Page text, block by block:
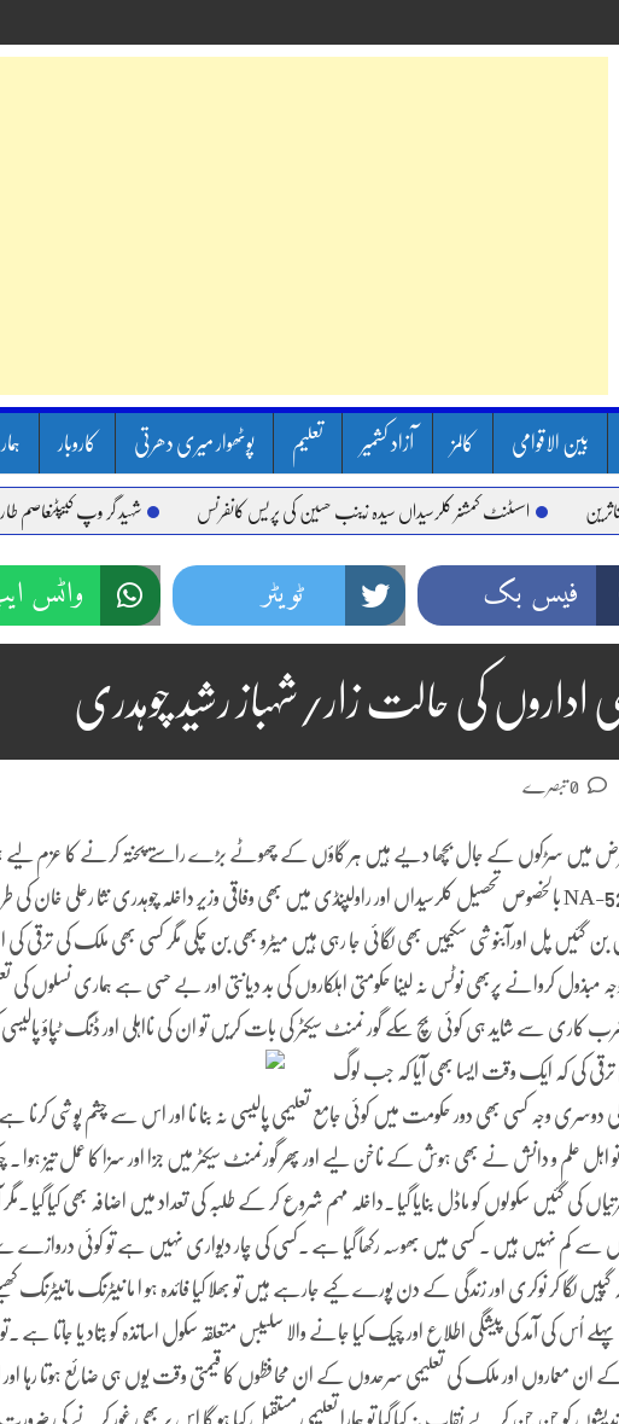
بین الاقوامی کالمز آزاد کشمیر تعلیم پوٹھوار میری دھرتی کاروبار
اسسٹنٹ کمشنر کلرسیداں سیدہ زینب حسین کی پریس کانفرنس شہید گر وپ کیپٹنعاصم طارق
فیس بک ٹویٹر واٹس
اداروں کی حالت زار/شہباز رشید چوہدری
میں سڑکوں کے جال بچھا دیے ہیں ہر گاؤں کے چھوٹے بڑے راستے پختہ کرنے کا عزم
داخلہ چوہدری نثا رعلی خان
پل اورآبنوشی سکیمیں بھی لگائی جا رہی ہیں میٹرو بھی بن چکی مگر کسی بھی ملک کی ترقی
توجہ مبذول کروانے پربھی نوٹس نہ لینا حکومتی اہلکاروں کی بد دیانتی اور بے حسی ہے ہماری نسلوں کی
کاری سے شاید ہی کوئی بچ سکے گور نمنٹ سیکٹر کی بات کریں تو ان کی نااہلی اور ڈنگ ٹپاؤ
ترقی کی کہ ایک وقت ایسا بھی آیا کہ جب لوگ
وجہ کسی بھی دور حکومت میں کوئی جامع تعلیمی پالیسی نہ بنا نا اور اس سے چشم پوشی کرنا
اہل علم و دانش نے بھی ہوش کے ناخن لیے اور پھر گورنمنٹ سیکٹر میں جزا اور سزا کا عمل تیز ہوا ۔
کی گئیں سکولوں کو ماڈل بنایا گیا ۔داخلہ مہم شروع کر کے طلبہ کی تعداد میں اضافہ بھی کیا گیا
سے کم نہیں ہیں ۔ کسی میں بھوسہ رکھا گیا ہے ۔کسی کی چار دیواری نہیں ہے تو کوئی دروازے
کر نوکری اور زندگی کے دن پورے کیے جارہے ہیں تو بھلا کیا فائدہ ہو ا ما نیٹرنگ مانیٹرنگ
اُس کی آمد کی پیشگی اطلاع اور چیک کیا جانے والا سلیبس متعلقہ سکول اساتذہ کو بتاد یا جاتا ہے ۔تو
معماروں اور ملک کی تعلیمی سرحدوں کے ان محافظوں کا قیمتی وقت یوں ہی ضائع ہوتا رہا
کو چن چن کر بے نقاب نہ کیا گیا تو ہمارا تعلیمی مستقبل کیا ہو گا اس پر بھی غور کرنے کی